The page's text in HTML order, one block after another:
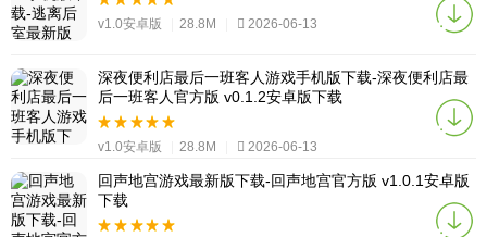
v1.0安卓版 28.8M 2026-06-13
深夜便利店最后一班客人游戏手机版下载-深夜便利店最
后一班客人官方版 v0.1.2安卓版下载
v1.0安卓版 28.8M 2026-06-13
回声地宫游戏最新版下载-回声地宫官方版 v1.0.1安卓版
下载